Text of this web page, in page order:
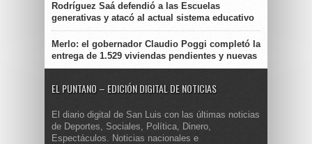
Rodríguez Saá defendió a las Escuelas
generativas y atacó al actual sistema educativo
Merlo: el gobernador Claudio Poggi completó la
entrega de 1.529 viviendas pendientes y nuevas
EL PUNTANO – EDICIÓN DIGITAL DE NOTICIAS
El diario digital de San Luis con las últimas noticias
de Deportes, Sociales, Política, Dinero,
Espectáculos. Noticias nacionales e